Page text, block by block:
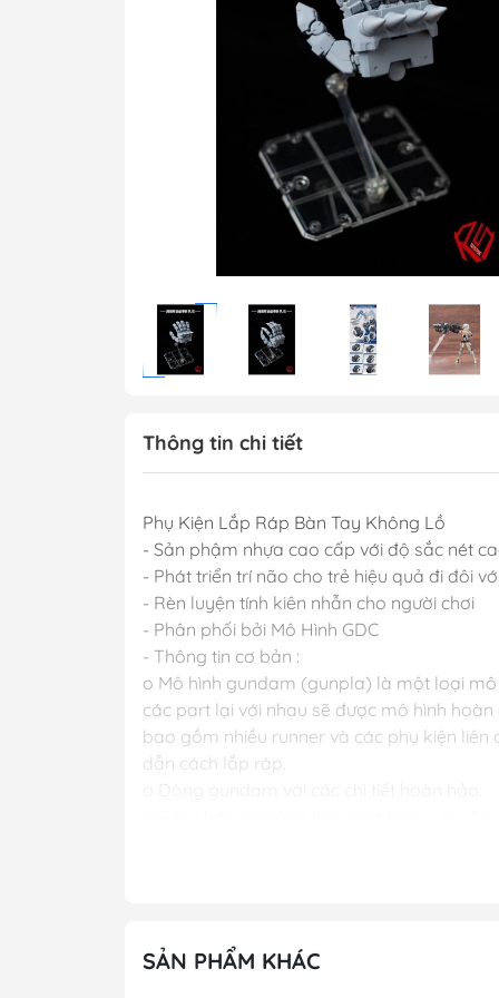
MG 1/100
Grade)
MGEX Gundam (
Grade Ver.ka)
PG Gundam
Grade)
Mega Size
Gundam Bandai
Gundam Daban
Gundam Jijia
Thông tin chi tiết
Phụ Kiện Lắp Ráp Bàn Tay Không Lồ
- Sản phậm nhựa cao cấp với độ sắc nét
- Phát triển trí não cho trẻ hiệu quả đi đôi
- Rèn luyện tính kiên nhẫn cho người chơi
- Phân phối bởi Mô Hình GDC
- Thông tin cơ bản :
o Mô hình gundam (gunpla) là một loại
các part lại với nhau sẽ được mô hình
bao gồm nhiều runner và các phụ kiện
dẫn cách lắp ráp.
6 Phong Cách
SẢN PHẨM KHÁC